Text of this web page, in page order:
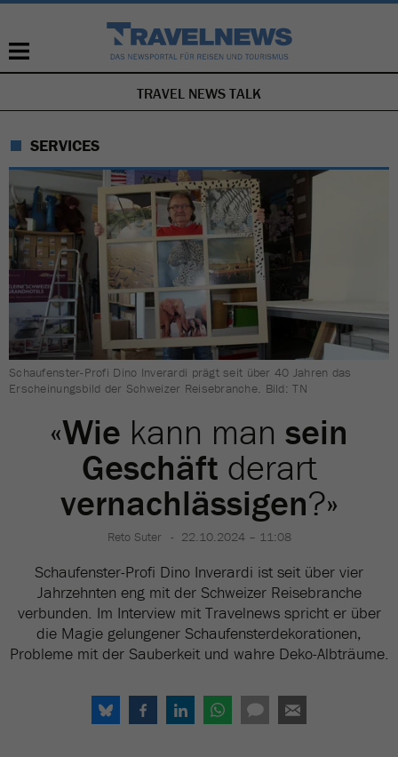
NAVIGATION
ÜBERSPRINGEN
TRAVEL NEWS TALK
SERVICES
Schaufenster-Profi Dino Inverardi prägt seit über 40 Jahren das
Erscheinungsbild der Schweizer Reisebranche. Bild: TN
«Wie kann man sein
Geschäft derart
vernachlässigen?»
Reto Suter 22.10.2024 – 11:08
Schaufenster-Profi Dino Inverardi ist seit über vier
Jahrzehnten eng mit der Schweizer Reisebranche
verbunden. Im Interview mit Travelnews spricht er über
die Magie gelungener Schaufensterdekorationen,
Probleme mit der Sauberkeit und wahre Deko-Albträume.